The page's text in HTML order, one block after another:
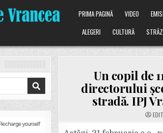
PRIMA PAGINĂ VIDEO
ALEGERI
CULTURĂ
Un copil de
directorului
stradă. IPJ